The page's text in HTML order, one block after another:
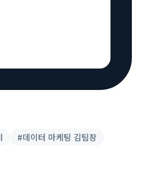
#데이터 마케팅 김팀장